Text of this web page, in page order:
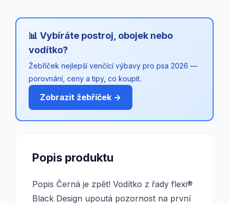
📊 Vybíráte postroj, obojek nebo
vodítko?
Žebříček nejlepší venčící výbavy pro psa 2026 —
porovnání, ceny a tipy, co koupit.
Zobrazit žebříček →
Popis produktu
Popis Černá je zpět! Vodítko z řady flexi®
Black Design upoutá pozornost na první